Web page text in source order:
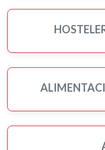
Psicología
Servicios
Tatuajes